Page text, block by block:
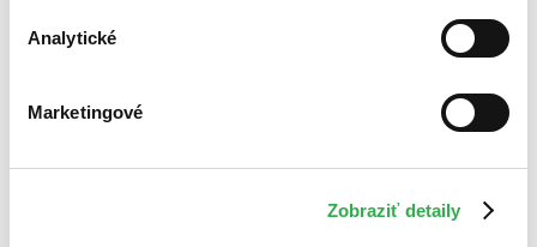
Analytické
Marketingové
Zobraziť detaily
Top hodnotené
Novinky
Najvyššia zľava